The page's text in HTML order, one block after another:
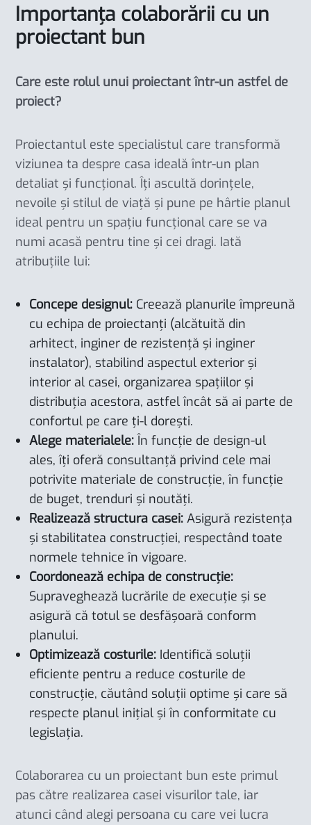
Importanța colaborării cu un
proiectant bun
Care este rolul unui proiectant într-un astfel de
proiect?
Proiectantul este specialistul care transformă
viziunea ta despre casa ideală într-un plan
detaliat și funcțional. Îți ascultă dorințele,
nevoile și stilul de viață și pune pe hârtie planul
ideal pentru un spațiu funcțional care se va
numi acasă pentru tine și cei dragi. Iată
atribuțiile lui:
Concepe designul: Creează planurile împreună
cu echipa de proiectanți (alcătuită din
arhitect, inginer de rezistență și inginer
instalator), stabilind aspectul exterior și
interior al casei, organizarea spațiilor și
distribuția acestora, astfel încât să ai parte de
confortul pe care ți-l dorești.
Alege materialele:În funcție de design-ul
ales, îți oferă consultanță privind cele mai
potrivite materiale de construcție, în funcție
de buget, trenduri și noutăți.
Realizează structura casei: Asigură rezistența
și stabilitatea construcției, respectând toate
normele tehnice în vigoare.
Coordonează echipa de construcție:
Supraveghează lucrările de execuție și se
asigură că totul se desfășoară conform
planului.
Optimizează costurile: Identifică soluții
eficiente pentru a reduce costurile de
construcție, căutând soluții optime și care să
respecte planul inițial și în conformitate cu
legislația.
Colaborarea cu un proiectant bun este primul
pas către realizarea casei visurilor tale, iar
atunci când alegi persoana cu care vei lucra